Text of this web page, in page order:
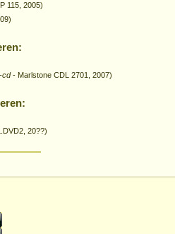
115, 2005)
cd- Marlstone CDL 2701, 2007)
20??)